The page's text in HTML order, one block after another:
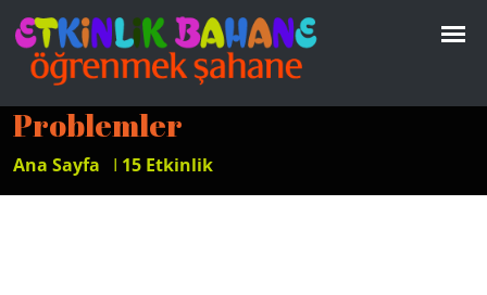
Problemler
Ana Sayfa I 15 Etkinlik